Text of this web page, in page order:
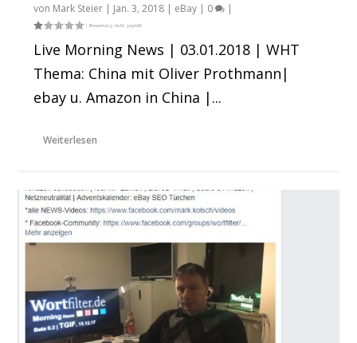
von Mark Steier | Jan. 3, 2018 | eBay | 0 |
Live Morning News | 03.01.2018 | WHT
Thema: China mit Oliver Prothmann|
ebay u. Amazon in China |...
Weiterlesen